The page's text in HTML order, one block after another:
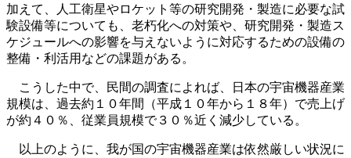
加えて、人工衛星やロケット等の研究開発・製造に必要な試
験設備等についても、老朽化への対策や、研究開発・製造ス
ケジュールへの影響を与えないように対応するための設備の
整備・利活用などの課題がある。
こうした中で、民間の調査によれば、日本の宇宙機器産業
規模は、過去約１０年間（平成１０年から１８年）で売上げ
が約４０％、従業員規模で３０％近く減少している。
以上のように、我が国の宇宙機器産業は依然厳しい状況に